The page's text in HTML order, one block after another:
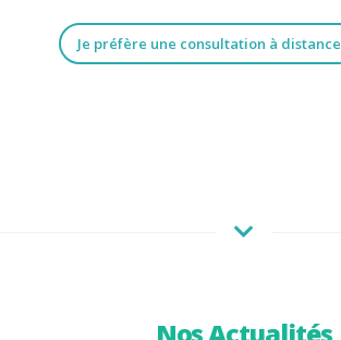
Je préfère une consultation à distance